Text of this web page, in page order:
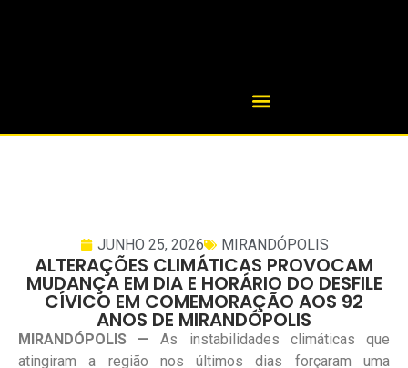
JUNHO 25, 2026 MIRANDÓPOLIS
ALTERAÇÕES CLIMÁTICAS PROVOCAM
MUDANÇA EM DIA E HORÁRIO DO DESFILE
CÍVICO EM COMEMORAÇÃO AOS 92
ANOS DE MIRANDÓPOLIS
MIRANDÓPOLIS —As instabilidades climáticas que
atingiram a região nos últimos dias forçaram uma